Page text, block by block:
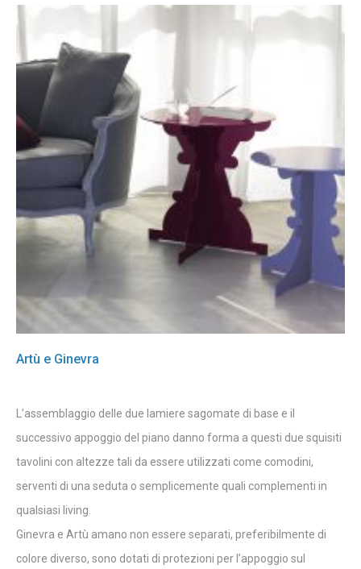
Artù e Ginevra
L’assemblaggio delle due lamiere sagomate di base e il
successivo appoggio del piano danno forma a questi due squisiti
tavolini con altezze tali da essere utilizzati come comodini,
serventi di una seduta o semplicemente quali complementi in
qualsiasi living.
Ginevra e Artù amano non essere separati, preferibilmente di
colore diverso, sono dotati di protezioni per l’appoggio sul